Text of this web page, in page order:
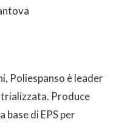
Poliespanso è leader
Produce
di EPS per